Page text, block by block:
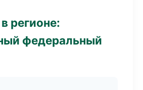
регионе:
федеральный